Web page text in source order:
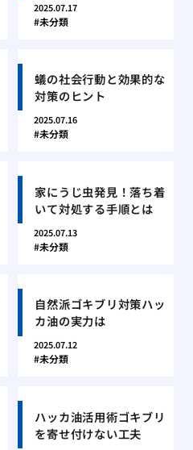
2025.07.17
未分類
蟻の社会行動と効果的な
対策のヒント
2025.07.16
未分類
家にうじ虫発見！落ち着
いて対処する手順とは
2025.07.13
未分類
自然派ゴキブリ対策ハッ
カ油の実力は
2025.07.12
未分類
ハッカ油活用術ゴキブリ
を寄せ付けない工夫